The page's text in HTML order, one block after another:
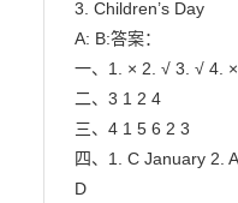
3. Children’s Day
A: B:答案：
一、1. × 2. √ 3. √ 4. ×
二、3 1 2 4
三、4 1 5 6 2 3
四、1. C January 2.
D